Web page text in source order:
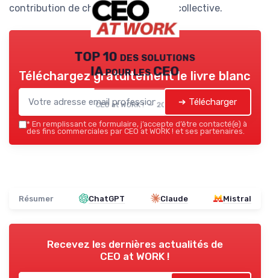
contribution de chacun à la réussite collective.
TOP 10 des solutions
IA pour les CEO
CEO at WORK ! — 2026
Téléchargez gratuitement le livre blanc
➔ Télécharger
* En remplissant ce formulaire, j’accepte d’être contacté(e) à
des fins commerciales par CEO at WORK ! et ses partenaires.
Résumer ChatGPT Claude Mistral
Recevez les dernières actualités de
CEO at WORK !